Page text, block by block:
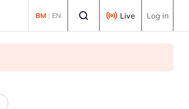
BM | EN Live Log in